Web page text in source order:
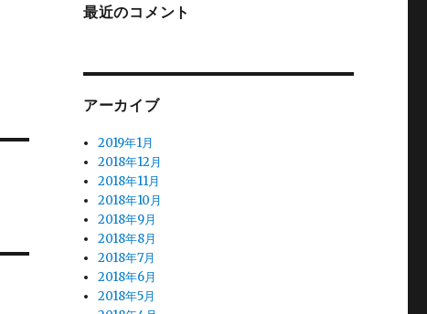
最近のコメント
アーカイブ
2019年1月
2018年12月
2018年11月
2018年10月
2018年9月
2018年8月
2018年7月
2018年6月
2018年5月